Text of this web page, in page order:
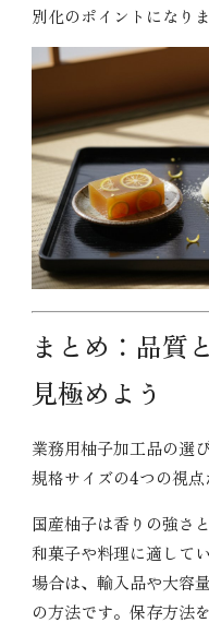
別化のポイントになりま
まとめ：品質
見極めよう
業務用柚子加工品の選
規格サイズの4つの視点
国産柚子は香りの強さ
和菓子や料理に適して
場合は、輸入品や大容
の方法です。保存方法